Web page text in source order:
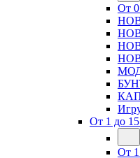
От 0
От 1 до 15
От 1